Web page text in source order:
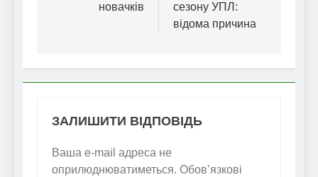
новачків
сезону УПЛ:
відома причина
ЗАЛИШИТИ ВІДПОВІДЬ
Ваша e-mail адреса не
оприлюднюватиметься. Обов’язкові